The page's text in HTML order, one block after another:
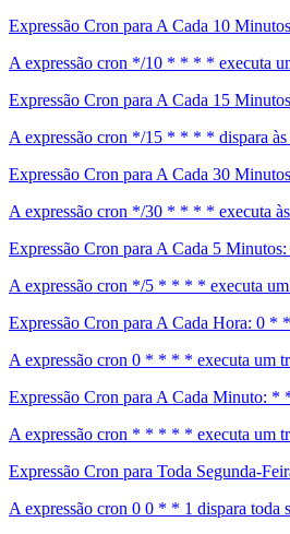
Expressão Cron para A Cada 10
A expressão cron */10 * * * * executa
Expressão Cron para A Cada 15
A expressão cron */15 * * * * dispara às
Expressão Cron para A Cada 30
A expressão cron */30 * * * * executa
Expressão Cron para A Cada 5
A expressão cron */5 * * * * executa um
Expressão Cron para A Cada Hora: 0 *
A expressão cron 0 * * * * executa um
Expressão Cron para A Cada Minuto:
A expressão cron * * * * * executa um
Expressão Cron para Toda Segunda-
A expressão cron 0 0 * * 1 dispara toda